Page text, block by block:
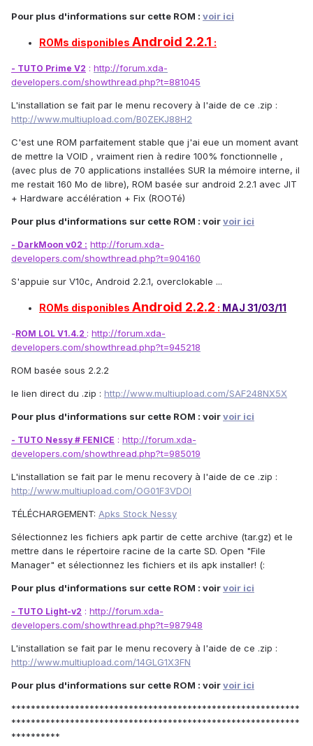
Pour plus d'informations sur cette ROM : voir ici
ROMs disponibles Android 2.2.1 :
- TUTO Prime V2 : http://forum.xda-
developers.com/showthread.php?t=881045
L'installation se fait par le menu recovery à l'aide de ce .zip :
http://www.multiupload.com/B0ZEKJ88H2
C'est une ROM parfaitement stable que j'ai eue un moment avant
de mettre la VOID , vraiment rien à redire 100% fonctionnelle ,
(avec plus de 70 applications installées SUR la mémoire interne, il
me restait 160 Mo de libre), ROM basée sur android 2.2.1 avec JIT
+ Hardware accélération + Fix (ROOTé)
Pour plus d'informations sur cette ROM : voirvoir ici
- DarkMoon v02 : http://forum.xda-
developers.com/showthread.php?t=904160
S'appuie sur V10c, Android 2.2.1, overclokable ...
ROMs disponibles Android 2.2.2 : MAJ 31/03/11
-ROM LOL V1.4.2 : http://forum.xda-
developers.com/showthread.php?t=945218
ROM basée sous 2.2.2
le lien direct du .zip : http://www.multiupload.com/SAF248NX5X
Pour plus d'informations sur cette ROM : voirvoir ici
- TUTO Nessy # FENICE : http://forum.xda-
developers.com/showthread.php?t=985019
L'installation se fait par le menu recovery à l'aide de ce .zip :
http://www.multiupload.com/OG01F3VDOI
TÉLÉCHARGEMENT: Apks Stock Nessy
Sélectionnez les fichiers apk partir de cette archive (tar.gz) et le
mettre dans le répertoire racine de la carte SD. Open "File
Manager" et sélectionnez les fichiers et ils apk installer! (:
Pour plus d'informations sur cette ROM : voirvoir ici
- TUTO Light-v2 : http://forum.xda-
developers.com/showthread.php?t=987948
L'installation se fait par le menu recovery à l'aide de ce .zip :
http://www.multiupload.com/14GLG1X3FN
Pour plus d'informations sur cette ROM : voirvoir ici
***********************************************************
***********************************************************
**********